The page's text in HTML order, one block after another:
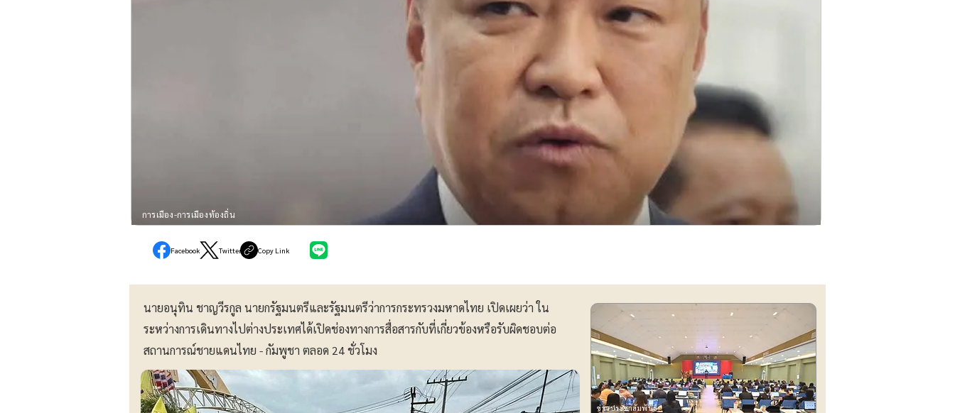
การเมือง-การเมืองท้องถิ่น
Facebook Twitter Copy Link
นายอนุทิน ชาญวีรกูล นายกรัฐมนตรีและรัฐมนตรีว่าการกระทรวงมหาดไทย เปิดเผยว่า ใน
ระหว่างการเดินทางไปต่างประเทศได้เปิดช่องทางการสื่อสารกับที่เกี่ยวข้องหรือรับผิดชอบต่อ
สถานการณ์ชายแดนไทย - กัมพูชา ตลอด 24 ชั่วโมง
ข่าวประชาสัมพันธ์